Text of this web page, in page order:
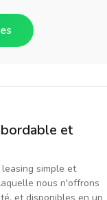
et
leasing simple et
nous n'offrons